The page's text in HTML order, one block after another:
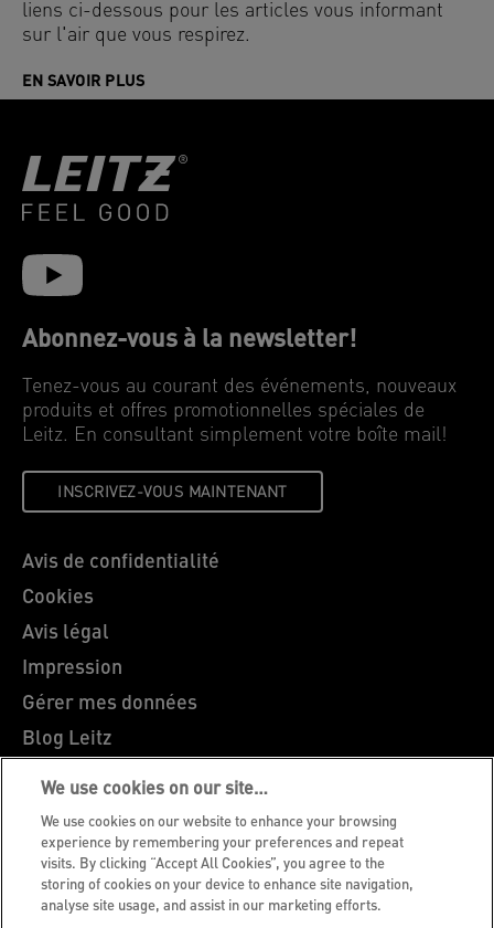
liens ci-dessous pour les articles vous informant
sur l'air que vous respirez.
EN SAVOIR PLUS
Abonnez-vous à la newsletter!
Tenez-vous au courant des événements, nouveaux
produits et offres promotionnelles spéciales de
Leitz. En consultant simplement votre boîte mail!
INSCRIVEZ-VOUS MAINTENANT
Avis de confidentialité
Cookies
Avis légal
Impression
Gérer mes données
Blog Leitz
Carrières
Leitz EasyPrint
Support client
Guide du recyclage des emballages
Conditions de garantie
We use cookies on our site…
We use cookies on our website to enhance your browsing
experience by remembering your preferences and repeat
visits. By clicking “Accept All Cookies”, you agree to the
storing of cookies on your device to enhance site navigation,
analyse site usage, and assist in our marketing efforts.